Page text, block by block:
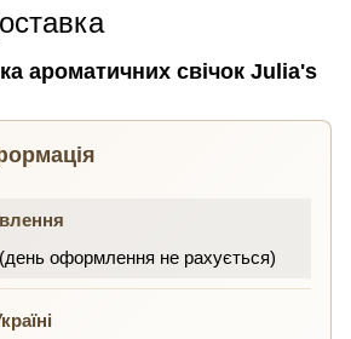
ароматичних свічок Julia's
(день оформлення не рахується)